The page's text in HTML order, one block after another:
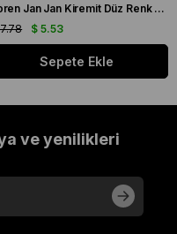
Kroren Jan Jan Kiremit Düz Renk Şal 7301-85
$ 5.53
Sepete Ekle
ve yenilikleri